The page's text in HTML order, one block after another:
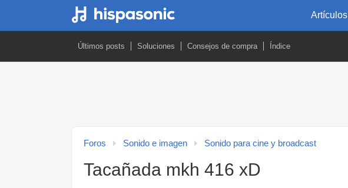
Artículos
Últimos posts Soluciones Consejos de compra Índice
Foros Sonido e imagen Sonido para cine y broadcast
Tacañada mkh 416 xD